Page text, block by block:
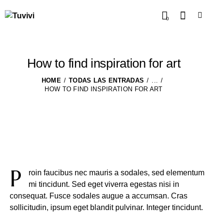
0
How to find inspiration for art
HOME TODAS LAS ENTRADAS
...
HOW TO FIND INSPIRATION FOR ART
P
roin faucibus nec mauris a sodales, sed elementum
mi tincidunt. Sed eget viverra egestas nisi in
consequat. Fusce sodales augue a accumsan. Cras
sollicitudin, ipsum eget blandit pulvinar. Integer tincidunt.